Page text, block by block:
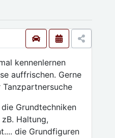
kennenlernen
auffrischen. Gerne
Grundtechniken
Haltung,
die Grundfiguren